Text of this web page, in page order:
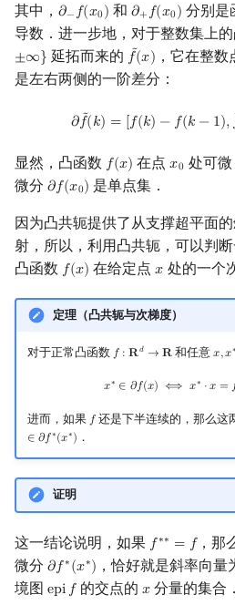
其中， 𝜕−𝑓(𝑥0)
∂−f(x0) 和 𝜕+𝑓(𝑥0)
∂+f(x0) 分别是
导数．进一步地，对于整数集上
±∞} 延拓而来的 ˜
𝑓(𝑥)
f~(x) ，它在整数
是左右两侧的一阶差分：
𝜕˜
𝑓(𝑘) = [𝑓(𝑘) − 𝑓(𝑘 − 1),
∂f ~(k)= [f(k)−f( k− 1),
显然，凸函数 𝑓(𝑥)
f(x) 在点𝑥0
x0 处可
微分 𝜕𝑓(𝑥0)
∂f(x0) 是单点集．
因为凸共轭提供了从支撑超平面
射，所以，利用凸共轭，可以判
凸函数 𝑓(𝑥)
f(x) 在给定点𝑥
x 处的一个
定理（凸共轭与次梯度）
对于正常凸函数 𝑓 : 𝐑𝑑 → 𝐑
f: R d→ R 和任意𝑥,𝑥∗
x,x∗
𝑥∗ ∈ 𝜕𝑓(𝑥) ⟺ 𝑥∗ ⋅𝑥 =
x ∗∈∂f x)⟺x∗ ⋅x =f( x
进而，如果 𝑓
f 还是下半连续的，那么这
∈ 𝜕𝑓∗(𝑥∗) ．
证明
这一结论说明，如果 𝑓∗∗ = 𝑓
f∗∗= ，那
微分 𝜕𝑓∗(𝑥∗)
∂f∗(x∗) ，恰好就是斜率向量
境图 epi𝑓
epi f的交点的 𝑥
x 分量的集合．